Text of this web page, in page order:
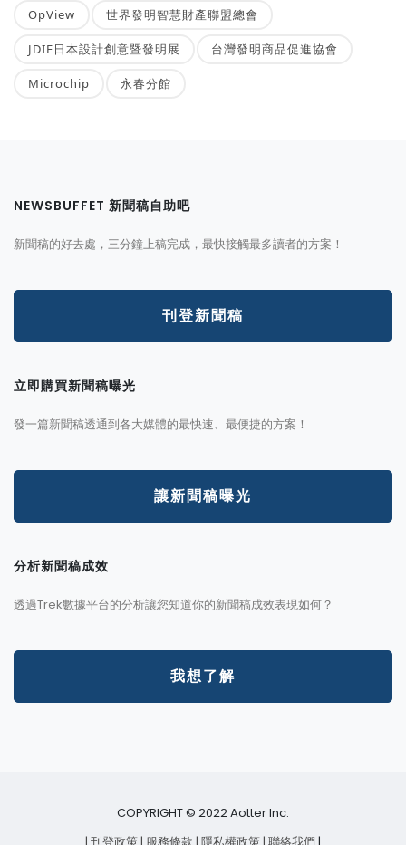
OpView 世界發明智慧財產聯盟總會
JDIE日本設計創意暨發明展 台灣發明商品促進協會
Microchip 永春分館
NEWSBUFFET 新聞稿自助吧
新聞稿的好去處，三分鐘上稿完成，最快接觸最多讀者的方案！
刊登新聞稿
立即購買新聞稿曝光
發一篇新聞稿透通到各大媒體的最快速、最便捷的方案！
讓新聞稿曝光
分析新聞稿成效
透過Trek數據平台的分析讓您知道你的新聞稿成效表現如何？
我想了解
COPYRIGHT © 2022 Aotter Inc.